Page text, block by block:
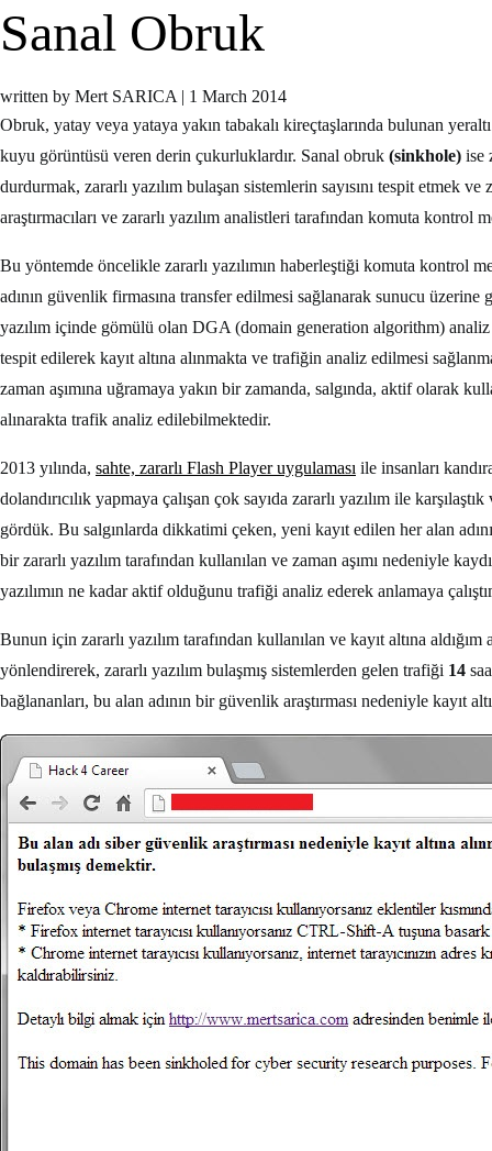
Sanal Obruk
written by Mert SARICA | 1 March 2014
Obruk, yatay veya yataya yakın tabakalı kireçtaşlarında bulunan
kuyu görüntüsü veren derin çukurluklardır. Sanal obruk (sinkhole) ise
durdurmak, zararlı yazılım bulaşan sistemlerin sayısını tespit etmek
araştırmacıları ve zararlı yazılım analistleri tarafından komuta
Bu yöntemde öncelikle zararlı yazılımın haberleştiği komuta kontrol
adının güvenlik firmasına transfer edilmesi sağlanarak sunucu
yazılım içinde gömülü olan DGA (domain generation algorithm) analiz
tespit edilerek kayıt altına alınmakta ve trafiğin analiz edilmesi
zaman aşımına uğramaya yakın bir zamanda, salgında, aktif olarak
alınarakta trafik analiz edilebilmektedir.
2013 yılında, sahte, zararlı Flash Player uygulaması ile insanları
dolandırıcılık yapmaya çalışan çok sayıda zararlı yazılım ile
gördük. Bu salgınlarda dikkatimi çeken, yeni kayıt edilen her alan
bir zararlı yazılım tarafından kullanılan ve zaman aşımı nedeniyle
yazılımın ne kadar aktif olduğunu trafiği analiz ederek anlamaya
Bunun için zararlı yazılım tarafından kullanılan ve kayıt altına aldığım
yönlendirerek, zararlı yazılım bulaşmış sistemlerden gelen trafiği 14
bağlananları, bu alan adının bir güvenlik araştırması nedeniyle kayıt